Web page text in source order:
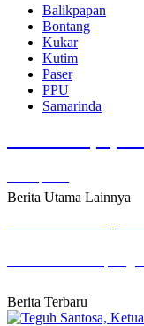
Balikpapan
Bontang
Kukar
Kutim
Paser
PPU
Samarinda
Berita Utama Lainnya
Berita Terbaru